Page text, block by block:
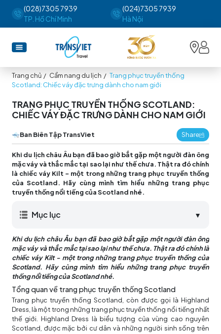
(028)7305 7939
TP. Hồ Chí Minh
(024)7305 7939
Hà Nội
Trang chủ / Cẩm nang du lịch / Trang phục truyền thống
Scotland: Chiếc váy đặc trưng dành cho nam giới
TRANG PHỤC TRUYỀN THỐNG SCOTLAND:
CHIẾC VÁY ĐẶC TRƯNG DÀNH CHO NAM GIỚI
Ban Biên Tập TransViet Share
Khi du lịch châu Âu bạn đã bao giờ bắt gặp một người đàn ông
mặc váy và thắc mắc tại sao lại như thế chưa. Thật ra đó chính
là chiếc váy Kilt - một trong những trang phục truyền thống
của Scotland. Hãy cùng mình tìm hiểu những trang phục
truyền thống nổi tiếng của Scotland nhé.
Mục lục ▼
Khi du lịch châu Âu bạn đã bao giờ bắt gặp một người đàn ông
mặc váy và thắc mắc tại sao lại như thế chưa. Thật ra đó chính là
chiếc váy Kilt - một trong những trang phục truyền thống của
Scotland. Hãy cùng mình tìm hiểu những trang phục truyền
thống nổi tiếng của Scotland nhé.
Tổng quan về trang phục truyền thống Scotland
Trang phục truyền thống Scotland, còn được gọi là Highland
Dress, là một trong những trang phục truyền thống nổi tiếng nhất
thế giới. Highland Dress là biểu tượng của vùng cao nguyên
Scotland, được mặc bởi cư dân và những người sinh sống trên